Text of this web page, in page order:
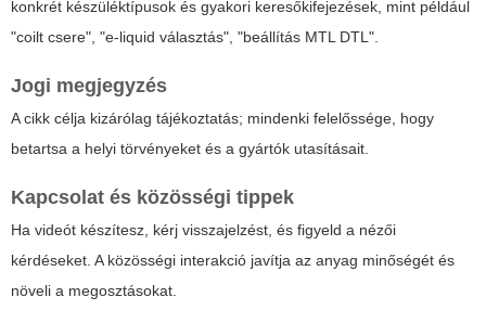
konkrét készüléktípusok és gyakori keresőkifejezések, mint például
"coilt csere", "e-liquid választás", "beállítás MTL DTL".
Jogi megjegyzés
A cikk célja kizárólag tájékoztatás; mindenki felelőssége, hogy
betartsa a helyi törvényeket és a gyártók utasításait.
Kapcsolat és közösségi tippek
Ha videót készítesz, kérj visszajelzést, és figyeld a nézői
kérdéseket. A közösségi interakció javítja az anyag minőségét és
növeli a megosztásokat.